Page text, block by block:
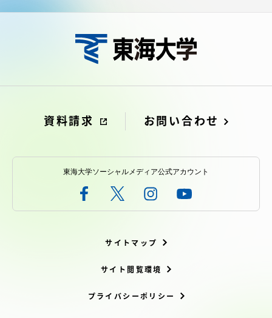
資料請求 お問い合わせ
東海大学ソーシャルメディア公式アカウント
サイトマップ
サイト閲覧環境
プライバシーポリシー